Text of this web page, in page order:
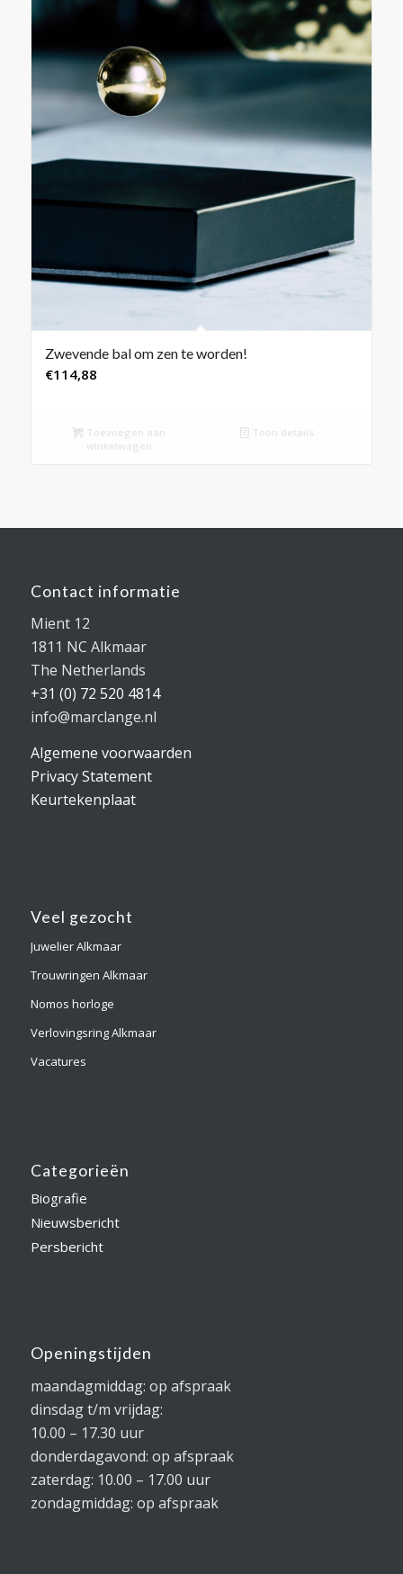
Zwevende bal om zen te worden!
€114,88
Toevoegen aan
winkelwagen
Toon details
Contact informatie
Mient 12
1811 NC Alkmaar
The Netherlands
+31 (0) 72 520 4814
info@marclange.nl
Algemene voorwaarden
Privacy Statement
Keurtekenplaat
Veel gezocht
Juwelier Alkmaar
Trouwringen Alkmaar
Nomos horloge
Verlovingsring Alkmaar
Vacatures
Categorieën
Biografie
Nieuwsbericht
Persbericht
Openingstijden
maandagmiddag: op afspraak
dinsdag t/m vrijdag:
10.00 – 17.30 uur
donderdagavond: op afspraak
zaterdag: 10.00 – 17.00 uur
zondagmiddag: op afspraak